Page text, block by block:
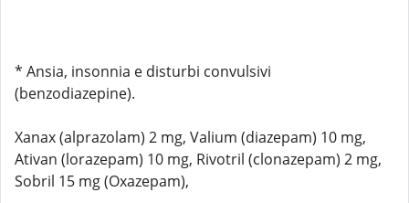
* Ansia, insonnia e disturbi convulsivi
(benzodiazepine).
Xanax (alprazolam) 2 mg, Valium (diazepam) 10 mg,
Ativan (lorazepam) 10 mg, Rivotril (clonazepam) 2 mg,
Sobril 15 mg (Oxazepam),